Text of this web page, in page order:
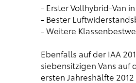
- Erster Vollhybrid-Van
- Bester
- Weitere
Ebenfalls auf der IAA
siebensitzigen Vans auf
ersten Jahreshälfte